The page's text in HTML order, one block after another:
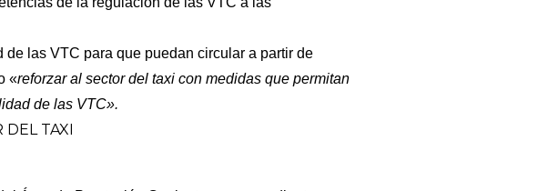
las VTC para que puedan circular a partir de
«reforzar al sector del taxi con medidas que permitan
de las VTC».
TAXI